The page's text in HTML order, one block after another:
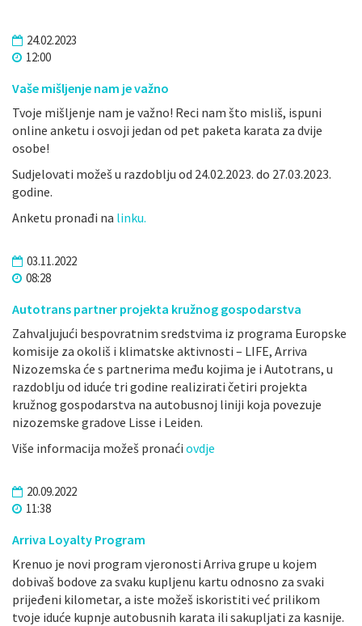
24.02.2023
12:00
Vaše mišljenje nam je važno
Tvoje mišljenje nam je važno! Reci nam što misliš, ispuni
online anketu i osvoji jedan od pet paketa karata za dvije
osobe!
Sudjelovati možeš u razdoblju od 24.02.2023. do 27.03.2023.
godine.
Anketu pronađi na linku.
03.11.2022
08:28
Autotrans partner projekta kružnog gospodarstva
Zahvaljujući bespovratnim sredstvima iz programa Europske
komisije za okoliš i klimatske aktivnosti – LIFE, Arriva
Nizozemska će s partnerima među kojima je i Autotrans, u
razdoblju od iduće tri godine realizirati četiri projekta
kružnog gospodarstva na autobusnoj liniji koja povezuje
nizozemske gradove Lisse i Leiden.
Više informacija možeš pronaći ovdje
20.09.2022
11:38
Arriva Loyalty Program
Krenuo je novi program vjeronosti Arriva grupe u kojem
dobivaš bodove za svaku kupljenu kartu odnosno za svaki
prijeđeni kilometar, a iste možeš iskoristiti već prilikom
tvoje iduće kupnje autobusnih karata ili sakupljati za kasnije.